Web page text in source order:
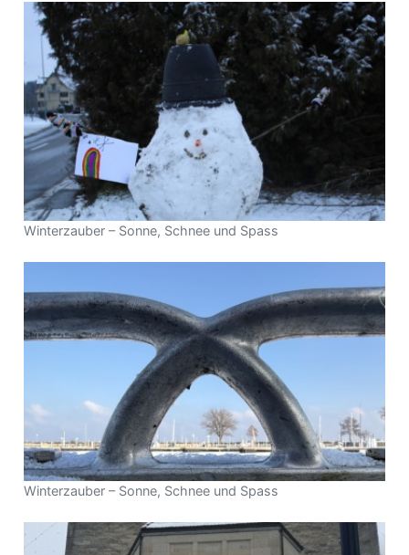
Winterzauber – Sonne, Schnee und Spass
Winterzauber – Sonne, Schnee und Spass